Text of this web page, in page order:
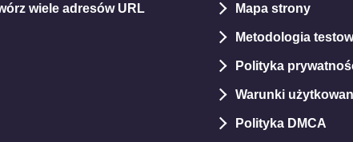
wiele adresów URL Mapa strony
Metodologia
Polityka
Warunki
Polityka DMCA